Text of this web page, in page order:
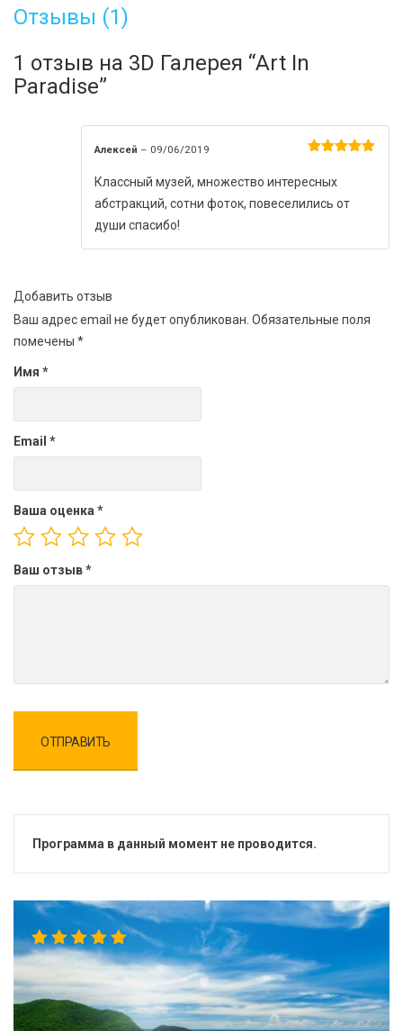
Отзывы (1)
1 отзыв на 3D Галерея “Art In
Paradise”
из 5
Алексей – 09/06/2019
Классный музей, множество интересных
абстракций, сотни фоток, повеселились от
души спасибо!
Добавить отзыв
Ваш адрес email не будет опубликован. Обязательные поля
помечены *
Имя *
Email *
Ваша оценка *
Ваш отзыв*
Программа в данный момент не проводится.
5.00out